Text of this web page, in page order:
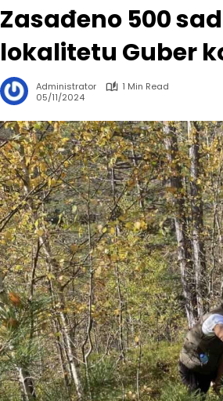
Zasađeno 500
lokalitetu Guber
Administrator
1 Min Read
05/11/2024